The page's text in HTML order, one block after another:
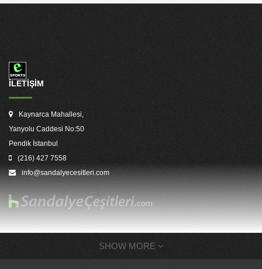
İLETİŞİM
Kaynarca Mahallesi,
Yanyolu Caddesi No:50
Pendik İstanbul
(216) 427 7558
info@sandalyecesitleri.com
SHOW MORE